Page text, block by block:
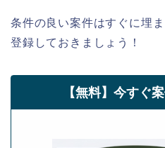
条件の良い案件はすぐに埋
登録しておきましょう！
【無料】今すぐ